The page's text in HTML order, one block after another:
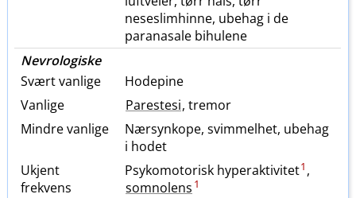
neseslimhinne, ubehag i de
paranasale bihulene
Nevrologiske
Svært vanlige
Hodepine
Vanlige
Parestesi, tremor
Mindre vanlige
Nærsynkope, svimmelhet, ubehag
i hodet
Ukjent
frekvens
Psykomotorisk hyperaktivitet1 ,
somnolens 1